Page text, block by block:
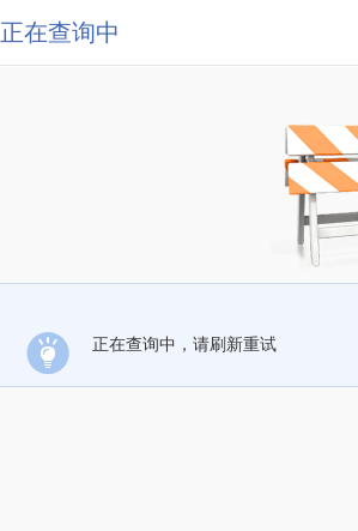
正在查询中
正在查询中，请刷新重试